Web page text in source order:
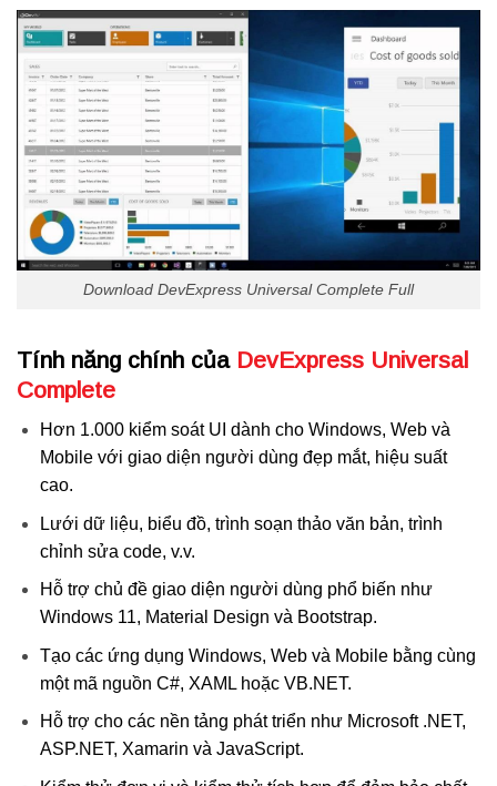
Download DevExpress Universal Complete Full
Tính năng chính của DevExpress Universal
Complete
Hơn 1.000 kiểm soát UI dành cho Windows, Web và
Mobile với giao diện người dùng đẹp mắt, hiệu suất
cao.
Lưới dữ liệu, biểu đồ, trình soạn thảo văn bản, trình
chỉnh sửa code, v.v.
Hỗ trợ chủ đề giao diện người dùng phổ biến như
Windows 11, Material Design và Bootstrap.
Tạo các ứng dụng Windows, Web và Mobile bằng cùng
một mã nguồn C#, XAML hoặc VB.NET.
Hỗ trợ cho các nền tảng phát triển như Microsoft .NET,
ASP.NET, Xamarin và JavaScript.